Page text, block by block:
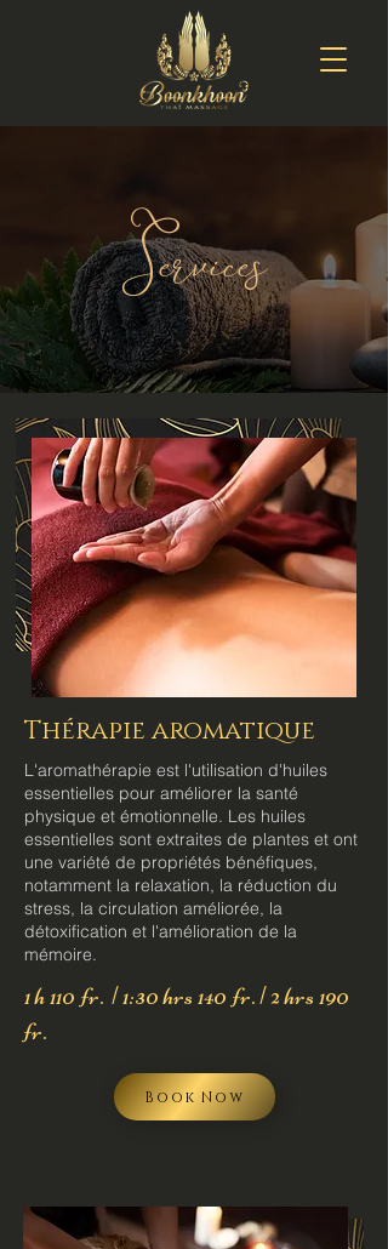
Services
Thérapie aromatique
L'aromathérapie est l'utilisation d'huiles
essentielles pour améliorer la santé
physique et émotionnelle. Les huiles
essentielles sont extraites de plantes et ont
une variété de propriétés bénéfiques,
notamment la relaxation, la réduction du
stress, la circulation améliorée, la
détoxification et l'amélioration de la
mémoire.
1 h 110 fr. | 1:30 hrs 140 fr. | 2 hrs 190
fr.
Book Now